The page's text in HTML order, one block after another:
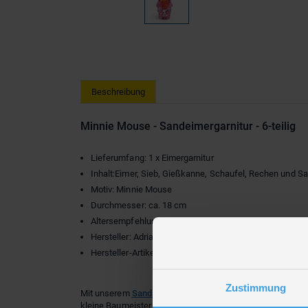
Zustimmung
Beschreibung
Minnie Mouse - Sandeimergarnitur - 6-teilig
Lieferumfang: 1 x Eimergarnitur
Inhalt:Eimer, Sieb, Gießkanne, Schaufel, Rechen und
Motiv: Minnie Mouse
Durchmesser: ca. 18 cm
Altersempfehlung: ab 2 Jahren
Hersteller: Adriatic
Hersteller-Artikelnr.: 20397
Mit unserem Sandspielzeug können kleine Baumeister
kleine Baumeister im Sandkasten beeindruckende